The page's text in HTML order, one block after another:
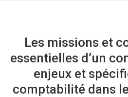
Les missions et
essentielles d’un
enjeux et
comptabilité dans